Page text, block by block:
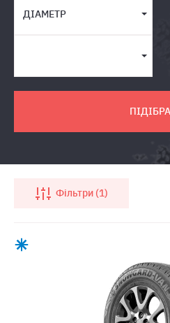
ДІАМЕТР
Фільтри 1